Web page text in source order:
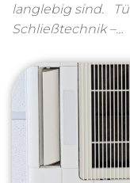
langlebig sind.
Schließtechnik –…